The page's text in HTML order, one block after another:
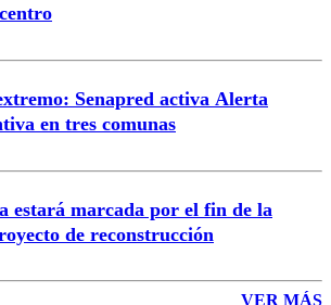
Senapred activa Alerta
en tres comunas
estará marcada por el fin de la
de reconstrucción
VER MÁS